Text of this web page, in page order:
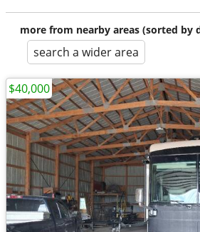
more from nearby areas (sorted by
search a wider area
$40,000